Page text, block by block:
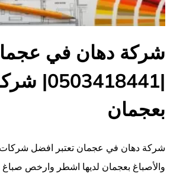
شركة دهان في
بعجمان
شركة دهان في عجمان تعتبر افضل شركات
والأصباغ بعجمان لديها اشطر وارخص صباغ